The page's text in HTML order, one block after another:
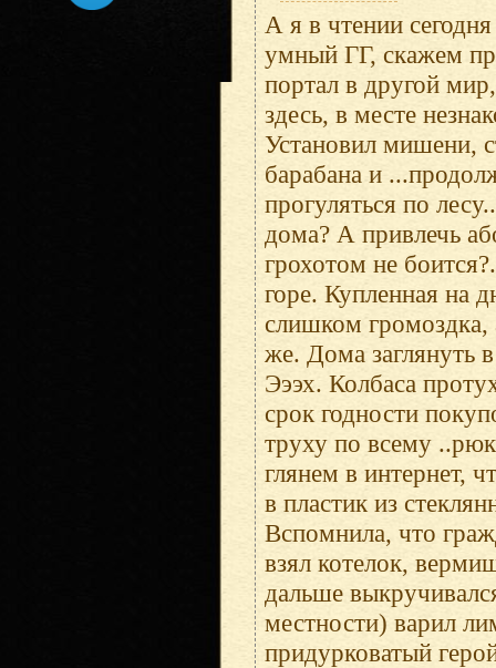
А я в чтении
умный ГГ, скажем
портал в другой
здесь, в месте
Установил мишени,
барабана и
прогуляться по
дома? А привлечь
грохотом не
горе. Купленная на
слишком громоздка,
же. Дома заглянуть
Эээх. Колбаса
срок годности
труху по всему
глянем в интернет,
в пластик из
Вспомнила, что
взял котелок,
дальше
местности) варил
придурковатый